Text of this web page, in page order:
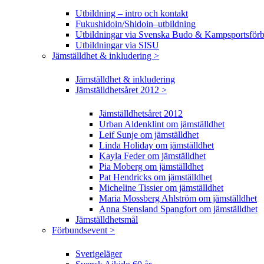
Utbildning – intro och kontakt
Fukushidoin/Shidoin–utbildning
Utbildningar via Svenska Budo &
Utbildningar via SISU
Jämställdhet & inkludering >
Jämställdhet & inkludering
Jämställdhetsåret 2012 >
Jämställdhetsåret 2012
Urban Aldenklint om jämställdhet
Leif Sunje om jämställdhet
Linda Holiday om jämställdhet
Kayla Feder om jämställdhet
Pia Moberg om jämställdhet
Pat Hendricks om jämställdhet
Micheline Tissier om jämställdhet
Maria Mossberg Ahlström om jämställdhet
Anna Stensland Spangfort om jämställdhet
Jämställdhetsmål
Förbundsevent >
Sverigeläger